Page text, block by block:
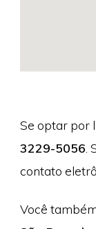
Se optar por
3229-5056
contato
Você